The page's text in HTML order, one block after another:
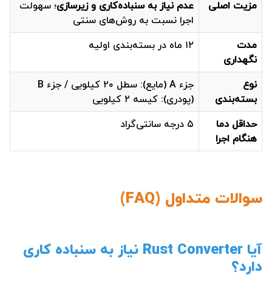
مزیت اصلی
عدم نیاز به سنباده‌کاری و زیرسازی؛ سهولت
اجرا نسبت به روش‌های سنتی
مدت
نگهداری
۱۲ ماه در بسته‌بندی اولیه
نوع
بسته‌بندی
جزء A (مایع): سطل ۲۰ کیلویی / جزء B
(پودری): کیسه ۲ کیلویی
حداقل دما
هنگام اجرا
۵ درجه سانتی‌گراد
سوالات متداول (FAQ)
آیا Rust Converter نیاز به سنباده کاری
دارد؟